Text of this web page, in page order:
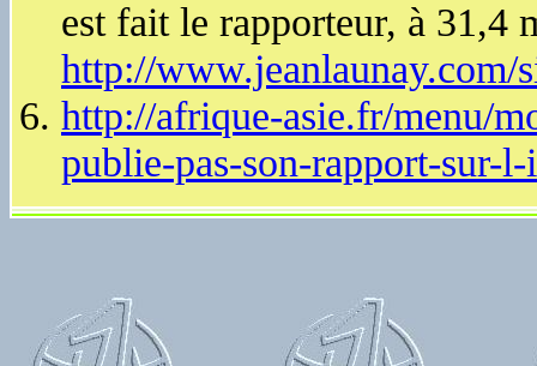
est fait le rapporteur, à 31,4
http://www.jeanlaunay.com/
http://afrique-asie.fr/menu/
publie-pas-son-rapport-sur-